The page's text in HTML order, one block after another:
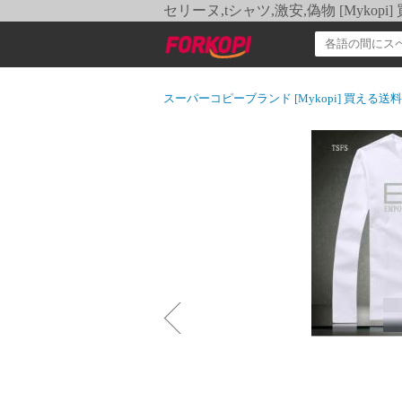
セリーヌ,tシャツ,激安,偽物 [Mykopi]
スーパーコピーブランド [Mykopi] 買える送